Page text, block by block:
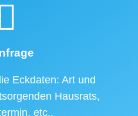
Eckdaten: Art und
Hausrats,
etc..